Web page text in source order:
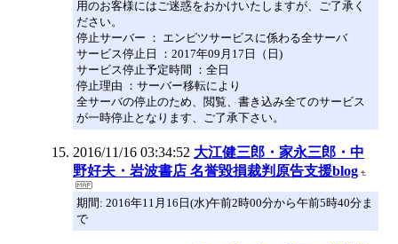
用のお客様にはご迷惑をおかけいたしますが、ご了承く
ださい。
停止サーバー ： エンピツサービスに係わる全サーバ
サービス停止日 ：2017年09月17日（日)
サービス停止予定時間 ：全日
停止理由 ：サーバー移転により
全サーバの停止のため、閲覧、書き込み全てのサービス
が一時停止となります、ご了承下さい。
2016/11/16 03:34:52 大江健三郎・家永三郎・中
野好夫・岩波書店 名誉毀損裁判原告支援blog
期間: 2016年11月16日(水)午前2時00分から午前5時40分ま
で